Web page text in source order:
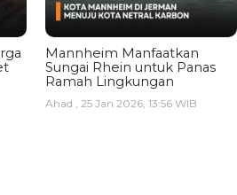
Mannheim Manfaatkan
Sungai Rhein untuk Panas
Ramah Lingkungan
Ahad , 25 Jan 2026, 13:56 WIB